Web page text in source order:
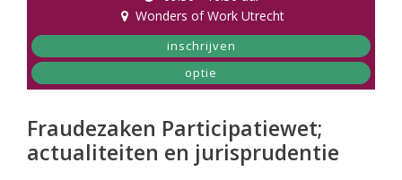
Wonders of Work Utrecht
inschrijven
optie
Fraudezaken Participatiewet;
actualiteiten en jurisprudentie